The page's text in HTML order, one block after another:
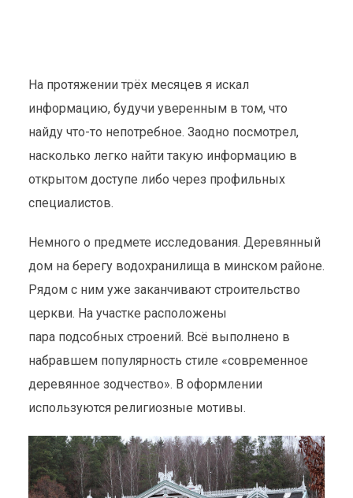
На протяжении трёх месяцев я искал
информацию, будучи уверенным в том, что
найду что-то непотребное. Заодно посмотрел,
насколько легко найти такую информацию в
открытом доступе либо через профильных
специалистов.
Немного о предмете исследования. Деревянный
дом на берегу водохранилища в минском районе.
Рядом с ним уже заканчивают строительство
церкви. На участке расположены
пара подсобных строений. Всё выполнено в
набравшем популярность стиле «современное
деревянное зодчество». В оформлении
используются религиозные мотивы.